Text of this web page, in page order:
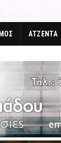
ΑΤΖΕΝΤΑ